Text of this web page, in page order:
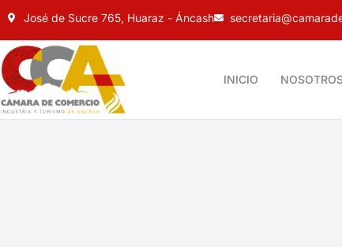
José de Sucre 765, Huaraz - Áncash
INICIO